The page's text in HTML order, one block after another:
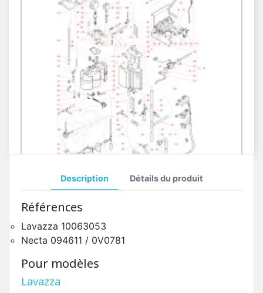
Pièces Détachées Distributeur Automatique
Description Détails du produit
Références
Lavazza 10063053
Necta 094611 / 0V0781
Pour modèles
Lavazza